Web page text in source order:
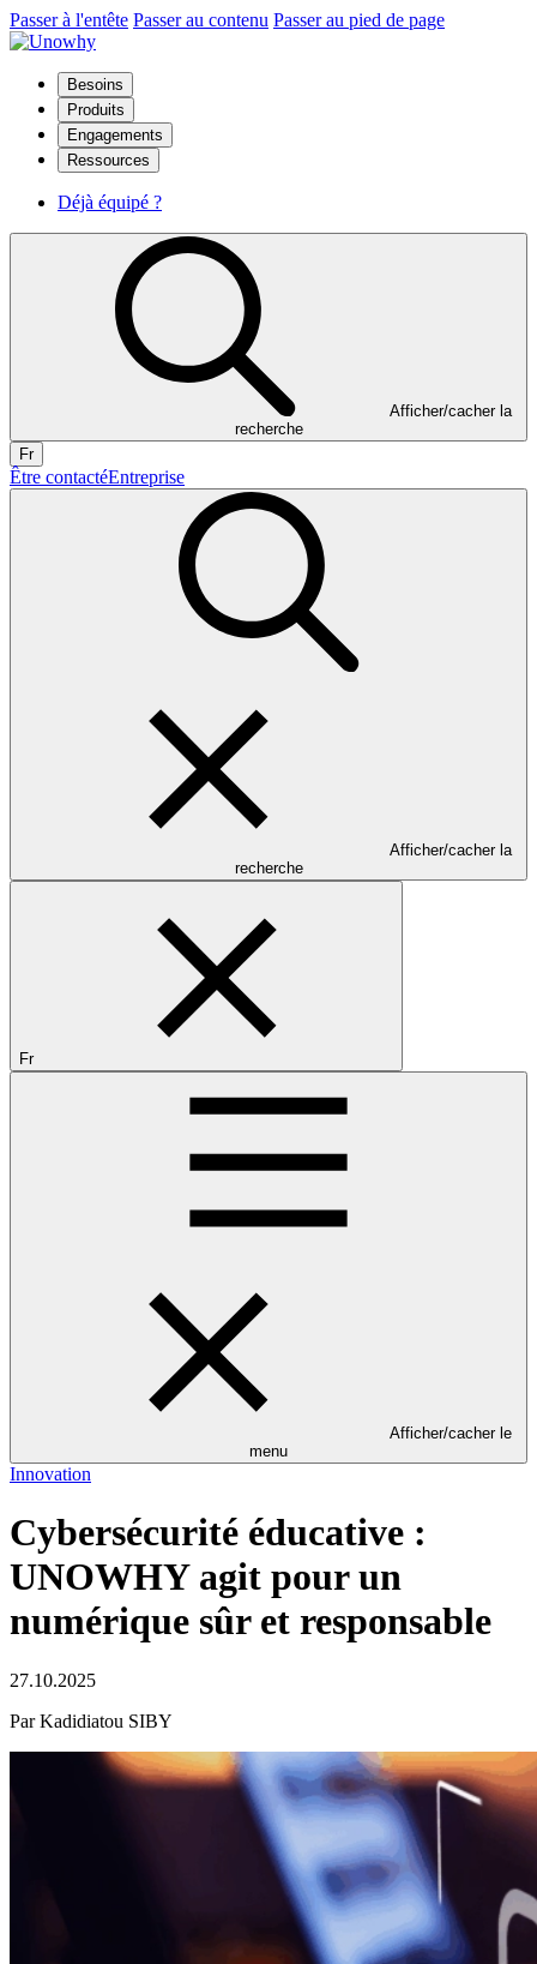
Passer à l'entête Passer au contenu Passer au pied de page
Besoins
Produits
Engagements
Ressources
Déjà équipé ?
Afficher/cacher la
recherche
Fr
Être contactéEntreprise
Afficher/cacher la
recherche
Fr
Afficher/cacher le
menu
Innovation
Cybersécurité éducative :
UNOWHY agit pour un
numérique sûr et responsable
27.10.2025
Par Kadidiatou SIBY